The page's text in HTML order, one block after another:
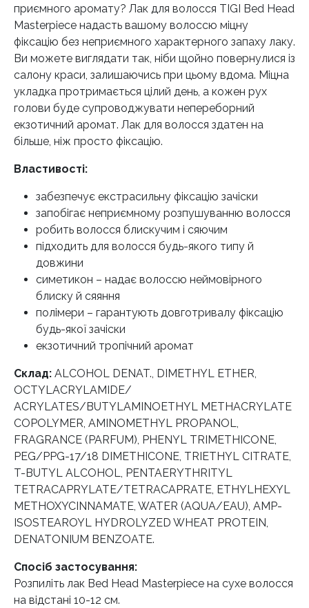
кількість
приємного аромату? Лак для волосся TIGI Bed Head
Masterpiece надасть вашому волоссю міцну
фіксацію без неприємного характерного запаху лаку.
Ви можете виглядати так, ніби щойно повернулися із
салону краси, залишаючись при цьому вдома. Міцна
укладка протримається цілий день, а кожен рух
голови буде супроводжувати непереборний
екзотичний аромат. Лак для волосся здатен на
більше, ніж просто фіксацію.
Властивості:
забезпечує екстрасильну фіксацію зачіски
запобігає неприємному розпушуванню волосся
робить волосся блискучим і сяючим
підходить для волосся будь-якого типу й
довжини
симетикон – надає волоссю неймовірного
блиску й сяяння
полімери – гарантують довготривалу фіксацію
будь-якої зачіски
екзотичний тропічний аромат
Склад: ALCOHOL DENAT., DIMETHYL ETHER,
OCTYLACRYLAMIDE/
ACRYLATES/BUTYLAMINOETHYL METHACRYLATE
COPOLYMER, AMINOMETHYL PROPANOL,
FRAGRANCE (PARFUM), PHENYL TRIMETHICONE,
PEG/PPG-17/18 DIMETHICONE, TRIETHYL CITRATE,
T-BUTYL ALCOHOL, PENTAERYTHRITYL
TETRACAPRYLATE/TETRACAPRATE, ETHYLHEXYL
METHOXYCINNAMATE, WATER (AQUA/EAU), AMP-
ISOSTEAROYL HYDROLYZED WHEAT PROTEIN,
DENATONIUM BENZOATE.
Спосіб застосування:
Розпиліть лак Bed Head Masterpiece на сухе волосся
на відстані 10-12 см.